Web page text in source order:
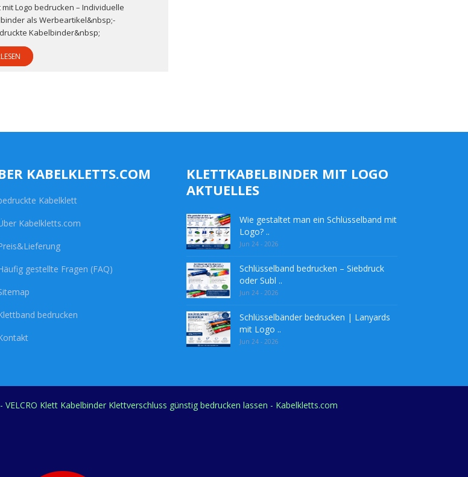
Logo bedrucken – Individuelle
als Werbeartikel&nbsp;-
Kabelbinder&nbsp;
KABELKLETTS.COM
Kabelklett
Kabelkletts.com
gestellte Fragen (FAQ)
bedrucken
KLETTKABELBINDER MIT LOGO
AKTUELLES
Wie gestaltet man ein Schlüsselband mit
Logo? ..
Jun 24 - 2026
Schlüsselband bedrucken – Siebdruck
oder Subl ..
Jun 24 - 2026
Schlüsselbänder bedrucken | Lanyards
mit Logo ..
Jun 24 - 2026
Klett Kabelbinder Klettverschluss günstig bedrucken lassen - Kabelkletts.com